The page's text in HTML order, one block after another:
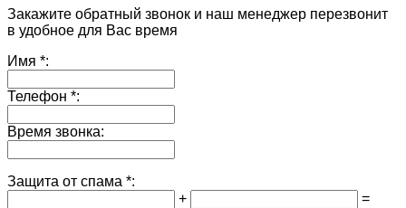
Закажите обратный звонок и наш менеджер перезвонит
в удобное для Вас время
Имя *:
Телефон *:
Время звонка:
Защита от спама *:
+
=